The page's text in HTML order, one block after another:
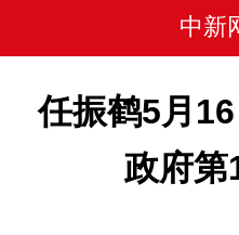
中新
任振鹤5月
政府第